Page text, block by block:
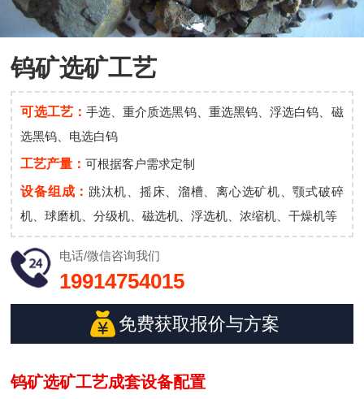
钨矿选矿工艺
可选工艺： 手选、重介质选黑钨、重选黑钨、浮选白钨、磁
选黑钨、电选白钨
工艺产量：可根据客户需求定制
设备组成： 跳汰机、摇床、溜槽、离心选矿机、颚式破碎
机、球磨机、分级机、磁选机、浮选机、浓缩机、干燥机等
电话/微信咨询我们
19914754015
免费获取报价与方案
钨矿选矿工艺成套设备配置